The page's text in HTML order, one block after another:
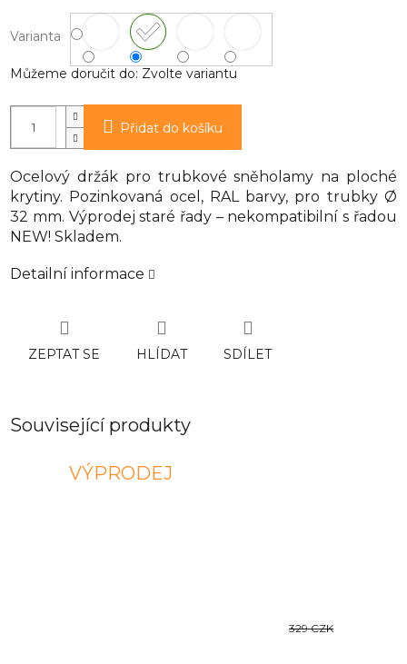
Varianta
Můžeme doručit do: Zvolte variantu
Přidat do košíku
Ocelový držák pro trubkové sněholamy na ploché
krytiny. Pozinkovaná ocel, RAL barvy, pro trubky Ø
32 mm. Výprodej staré řady – nekompatibilní s řadou
NEW! Skladem.
Detailní informace
ZEPTAT SE HLÍDAT SDÍLET
Související produkty
VÝPRODEJ
329 CZK